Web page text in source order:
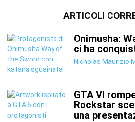
ARTICOLI
Onimusha:
ci ha
Nicholas Maurizio
GTA VI
Rockstar
una